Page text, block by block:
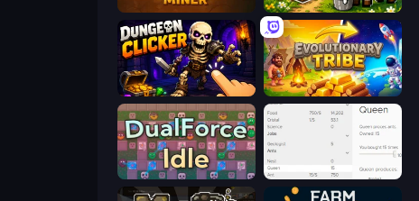
Merge Miner Idle Dairy Tycoon
Dungeon Clicker Evolutionary Tribe
DualForce Idle Idle Ants